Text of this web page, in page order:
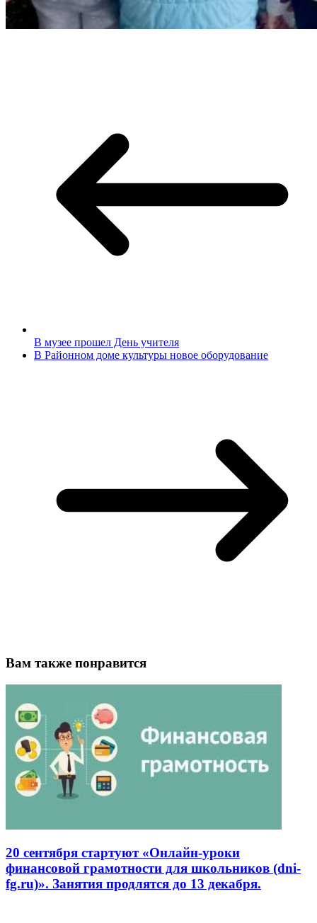
В музее прошел День учителя
В Районном доме культуры новое оборудование
Вам также понравится
20 сентября стартуют «Онлайн-уроки
финансовой грамотности для школьников (dni-
fg.ru)». Занятия продлятся до 13 декабря.